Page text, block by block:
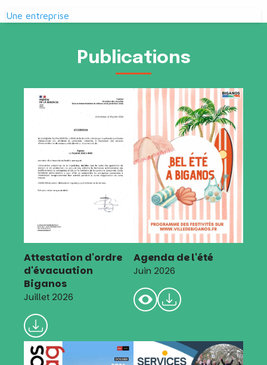
Navigation
Une entreprise
Publications
Attestation d'ordre
d'évacuation
Biganos
Juillet 2026
Agenda de l'été
Juin 2026